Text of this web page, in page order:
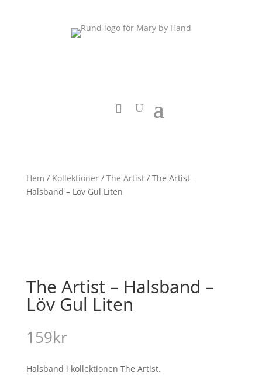
Hem / Kollektioner/ The Artist/ The Artist –
Halsband – Löv Gul Liten
The Artist – Halsband –
Löv Gul Liten
159kr
Halsband i kollektionen The Artist.